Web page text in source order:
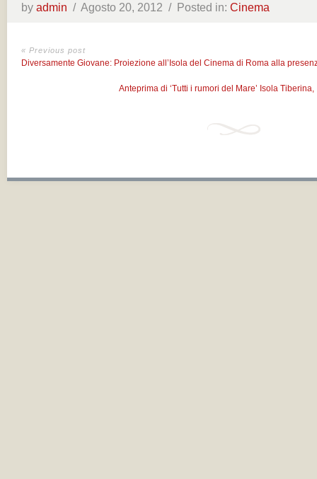
by admin / Agosto 20, 2012 / Posted in: Cinema
« Previous post
Diversamente Giovane: Proiezione all’Isola del Cinema di Roma alla
Anteprima di ‘Tutti i rumori del Mare’ Isola